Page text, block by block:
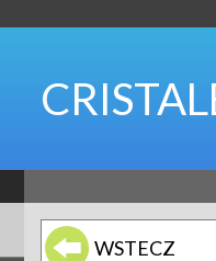
WSTECZ